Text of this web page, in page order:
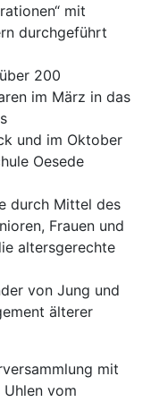
mit
durchgeführt
200
im März in das
und im Oktober
Oesede
durch Mittel des
Frauen und
altersgerechte
von Jung und
älterer
mit
Uhlen vom